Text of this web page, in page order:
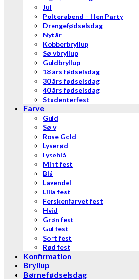
Jul
Polterabend – Hen Party
Drengefødselsdag
Nytår
Kobberbryllup
Sølvbryllup
Guldbryllup
18 års fødselsdag
30 års fødselsdag
40 års fødselsdag
Studenterfest
Farve
Guld
Sølv
Rose Gold
Lyserød
Lyseblå
Mint fest
Blå
Lavendel
Lilla fest
Ferskenfarvet fest
Hvid
Grøn fest
Gul fest
Sort fest
Rød fest
Konfirmation
Bryllup
Børnefødselsdag